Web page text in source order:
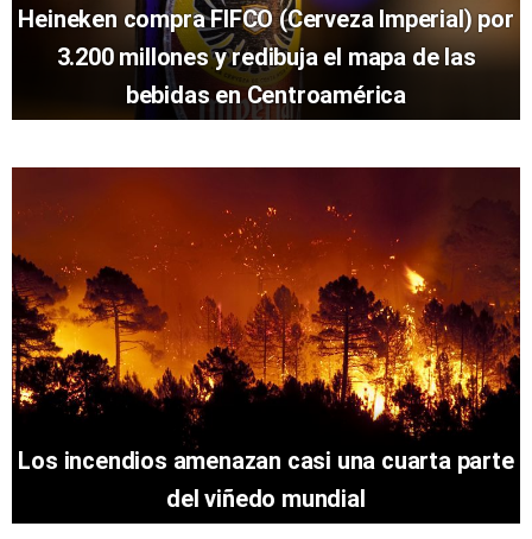
Heineken compra FIFCO (Cerveza Imperial) por
3.200 millones y redibuja el mapa de las
bebidas en Centroamérica
Los incendios amenazan casi una cuarta parte
del viñedo mundial